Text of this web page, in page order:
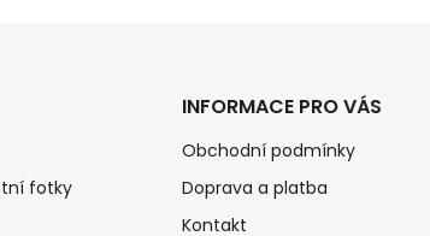
fotky
INFORMACE PRO VÁS
Obchodní podmínky
Doprava a platba
Kontakt